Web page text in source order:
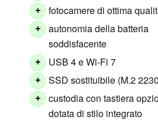
+ fotocamere di ottima
+
autonomia della batteria
soddisfacente
+ USB 4 e Wi-Fi 7
+ SSD sostituibile (M.2
+
custodia con tastiera
dotata di stilo integrato